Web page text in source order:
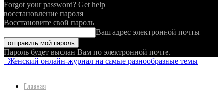
Forgot your password? Get help
восстановление пароля
Восстановите свой пароль
Ваш адрес электронной почты
Пароль будет выслан Вам по электронной почте.
Женский онлайн-журнал на самые разнообразные темы
Главная